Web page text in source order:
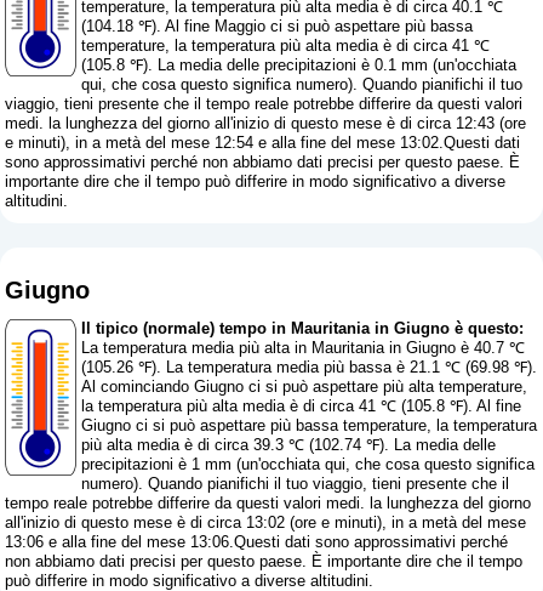
temperature, la temperatura più alta media è di circa 40.1 ℃
(104.18 ℉). Al fine Maggio ci si può aspettare più bassa
temperature, la temperatura più alta media è di circa 41 ℃
(105.8 ℉). La media delle precipitazioni è 0.1 mm (un'occhiata
qui, che cosa questo significa numero). Quando pianifichi il tuo
viaggio, tieni presente che il tempo reale potrebbe differire da questi valori
medi. la lunghezza del giorno all'inizio di questo mese è di circa 12:43 (ore
e minuti), in a metà del mese 12:54 e alla fine del mese 13:02.Questi dati
sono approssimativi perché non abbiamo dati precisi per questo paese. È
importante dire che il tempo può differire in modo significativo a diverse
altitudini.
Giugno
Il tipico (normale) tempo in Mauritania in Giugno è questo:
La temperatura media più alta in Mauritania in Giugno è 40.7 ℃
(105.26 ℉). La temperatura media più bassa è 21.1 ℃ (69.98 ℉).
Al cominciando Giugno ci si può aspettare più alta temperature,
la temperatura più alta media è di circa 41 ℃ (105.8 ℉). Al fine
Giugno ci si può aspettare più bassa temperature, la temperatura
più alta media è di circa 39.3 ℃ (102.74 ℉). La media delle
precipitazioni è 1 mm (un'occhiata qui, che cosa questo significa
numero). Quando pianifichi il tuo viaggio, tieni presente che il
tempo reale potrebbe differire da questi valori medi. la lunghezza del giorno
all'inizio di questo mese è di circa 13:02 (ore e minuti), in a metà del mese
13:06 e alla fine del mese 13:06.Questi dati sono approssimativi perché
non abbiamo dati precisi per questo paese. È importante dire che il tempo
può differire in modo significativo a diverse altitudini.